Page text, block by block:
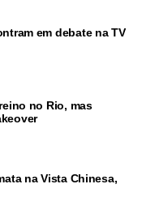
em debate na TV
no Rio, mas
na Vista Chinesa,